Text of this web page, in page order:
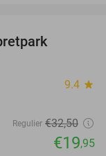
9.4 star
Regulier €32,50
€19,95